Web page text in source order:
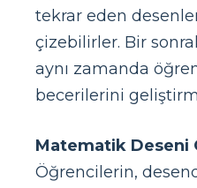
tekrar eden
çizebilirler. Bir
aynı zamanda
becerilerini
Matematik Deseni
Öğrencilerin,